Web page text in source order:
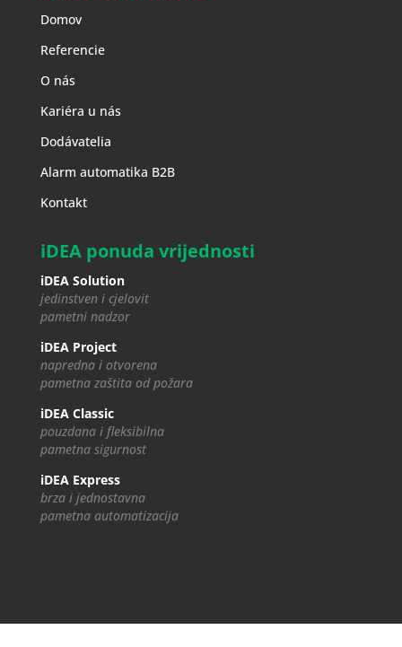
Domov
Referencie
O nás
Kariéra u nás
Dodávatelia
Alarm automatika B2B
Kontakt
iDEA ponuda vrijednosti
iDEA Solution
jedinstven i cjelovit
pametni nadzor
iDEA Project
napredna i otvorena
pametna zaštita od požara
iDEA Classic
pouzdana i fleksibilna
pametna sigurnost
iDEA Express
brza i jednostavna
pametna automatizacija